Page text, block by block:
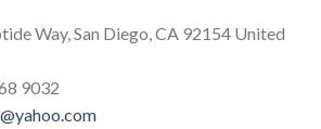
Way, San Diego, CA 92154 United
9032